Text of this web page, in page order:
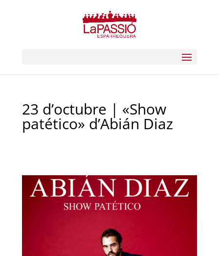
23 d’octubre | «Show
patético» d’Abián Diaz